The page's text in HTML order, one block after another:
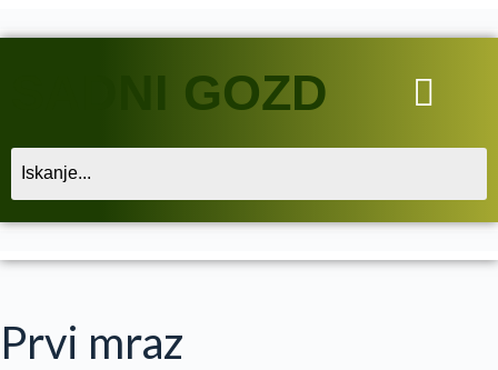
SADNI GOZD
Prvi mraz